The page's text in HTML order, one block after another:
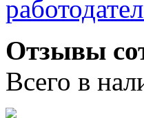
Отзывы
Всего в